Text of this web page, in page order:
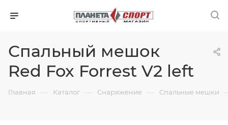
Спальный мешок
Red Fox Forrest V2 left
Главная — Каталог — Снаряжение — Спальные мешки